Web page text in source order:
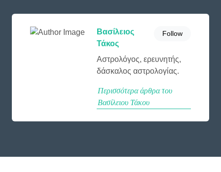
Βασίλειος
Τάκος
Follow
Αστρολόγος, ερευνητής,
δάσκαλος αστρολογίας.
Περισσότερα άρθρα του
Βασίλειου Τάκου